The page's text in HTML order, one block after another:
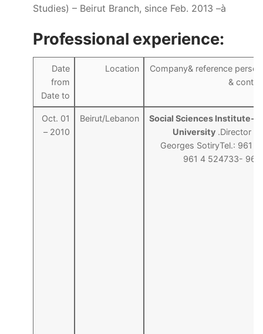
Studies) – Beirut Branch, since Feb. 2013 –à
Professional experience:
Date
from
Date to
Location Company& reference person
&
Oct. 01
– 2010
Beirut/Lebanon Social Sciences Institute-
University.Director :
Georges SotiryTel.: 961
961 4 524733-